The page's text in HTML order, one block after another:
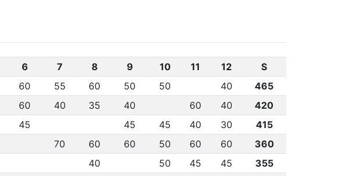
6 7 8 9 10 11 12
S
60 55 60 50 50 40
465
60 40 35 40 60 40
420
45 45 45 40 30
415
70 60 60 50 60 60
360
40 50 45 45
355